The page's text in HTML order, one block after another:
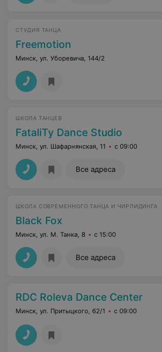
СТУДИЯ ТАНЦА
Freemotion
Минск, ул. Уборевича, 144/2
ШКОЛА ТАНЦЕВ
FataliTy Dance Studio
Минск, ул. Шафарнянская, 11 с 09:00
Все адреса
ШКОЛА СОВРЕМЕННОГО ТАНЦА И ЧИРЛИДИНГА
Black Fox
Минск, ул. М. Танка, 8 с 15:00
Все адреса
RDC Roleva Dance Center
Минск, ул. Притыцкого, 62/1 с 09:00